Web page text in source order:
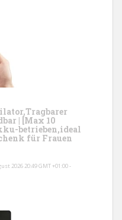
| [Max 10
betrieben,ideal
für Frauen
2026 20:49 GMT +01:00 -